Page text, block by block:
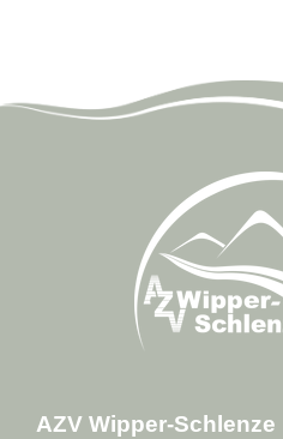
AZV Wipper-Schlenze